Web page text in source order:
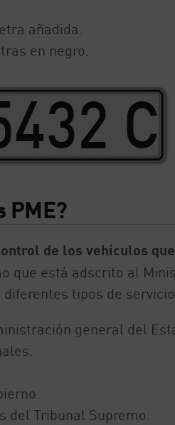
añadida.
en negro.
PME?
de los vehículos
que está adscrito al
tipos de
general del
del Tribunal Supremo.